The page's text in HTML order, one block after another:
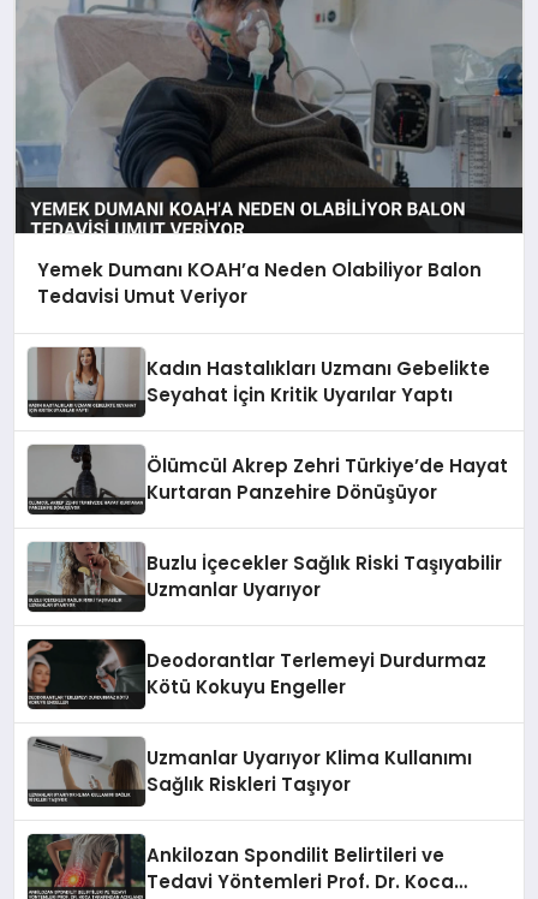
Yemek Dumanı KOAH’a Neden Olabiliyor Balon
Tedavisi Umut Veriyor
Kadın Hastalıkları Uzmanı Gebelikte
Seyahat İçin Kritik Uyarılar Yaptı
Ölümcül Akrep Zehri Türkiye’de Hayat
Kurtaran Panzehire Dönüşüyor
Buzlu İçecekler Sağlık Riski Taşıyabilir
Uzmanlar Uyarıyor
Deodorantlar Terlemeyi Durdurmaz
Kötü Kokuyu Engeller
Uzmanlar Uyarıyor Klima Kullanımı
Sağlık Riskleri Taşıyor
Ankilozan Spondilit Belirtileri ve
Tedavi Yöntemleri Prof. Dr. Koca